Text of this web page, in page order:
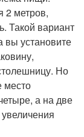
2 метров,
Такой вариант
вы установите
Но
место
а на две